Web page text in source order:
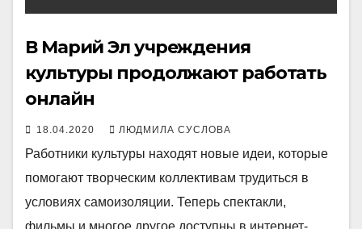
В Марий Эл учреждения
культуры продолжают работать
онлайн
18.04.2020 ЛЮДМИЛА СУСЛОВА
Работники культуры находят новые идеи, которые
помогают творческим коллективам трудиться в
условиях самоизоляции. Теперь спектакли,
фильмы и многое другое доступны в интернет-